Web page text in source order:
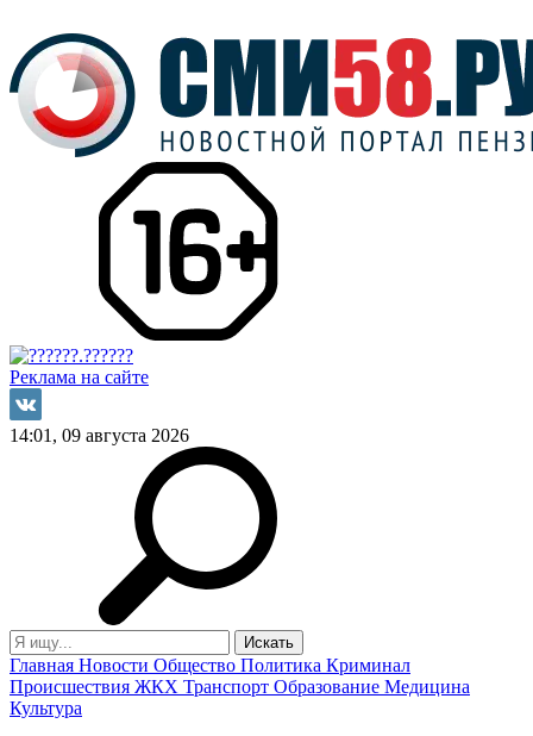
Реклама на сайте
14:01, 09 августа 2026
Главная Новости Общество Политика Криминал
Происшествия ЖКХ Транспорт Образование Медицина
Культура